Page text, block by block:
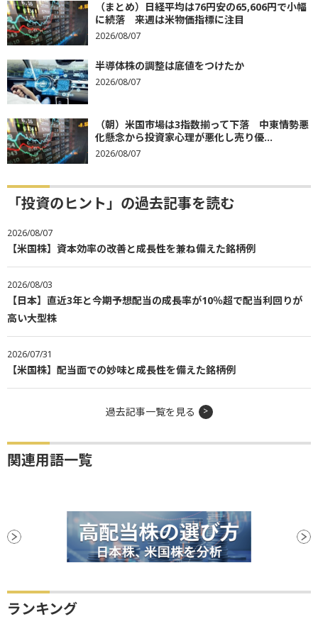
（まとめ）日経平均は76円安の65,606円で小幅
に続落 来週は米物価指標に注目
2026/08/07
半導体株の調整は底値をつけたか
2026/08/07
（朝）米国市場は3指数揃って下落 中東情勢悪
化懸念から投資家心理が悪化し売り優...
2026/08/07
「投資のヒント」の過去記事を読む
2026/08/07
【米国株】資本効率の改善と成長性を兼ね備えた銘柄例
2026/08/03
【日本】直近3年と今期予想配当の成長率が10％超で配当利回りが
高い大型株
2026/07/31
【米国株】配当面での妙味と成長性を備えた銘柄例
過去記事一覧を見る
関連用語一覧
ランキング